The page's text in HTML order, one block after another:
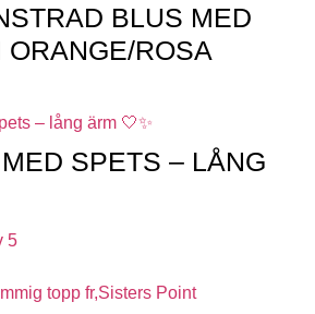
BLUS MED
ORANGE/ROSA
SPETS – LÅNG
5